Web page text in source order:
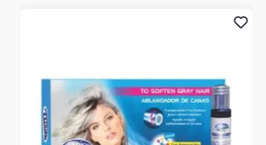
perfecta de estilo y funcionalidad. Experimenta el lujo de
¿Qué incluye este duvet?
Sencillo incluye 1 duvet cover de 1.80 x 2.40 m y 1 funda
Semidoble incluye 1 duvet de 2.00 x 2.40 m y 2 fundas de
Doble incluye 1 duvet de 2.20 x 2.40 m y 2 fundas de